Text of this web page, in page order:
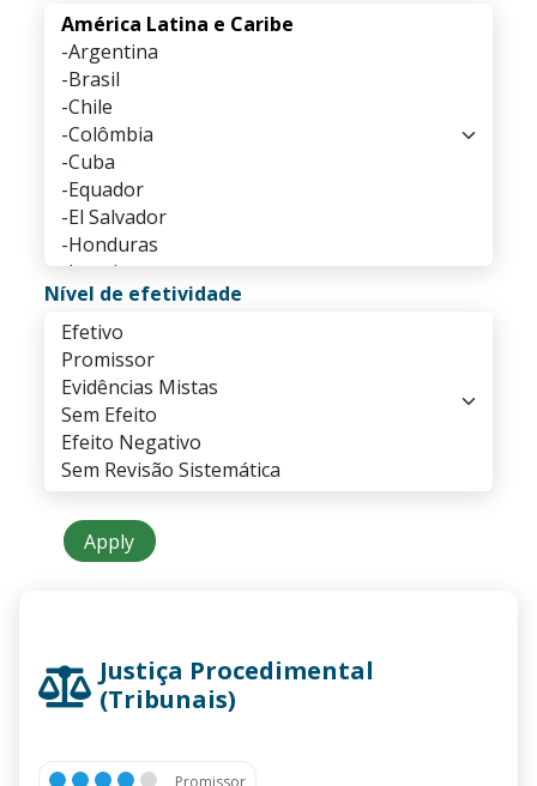
Nível de efetividade
Justiça Procedimental
(Tribunais)
Promissor